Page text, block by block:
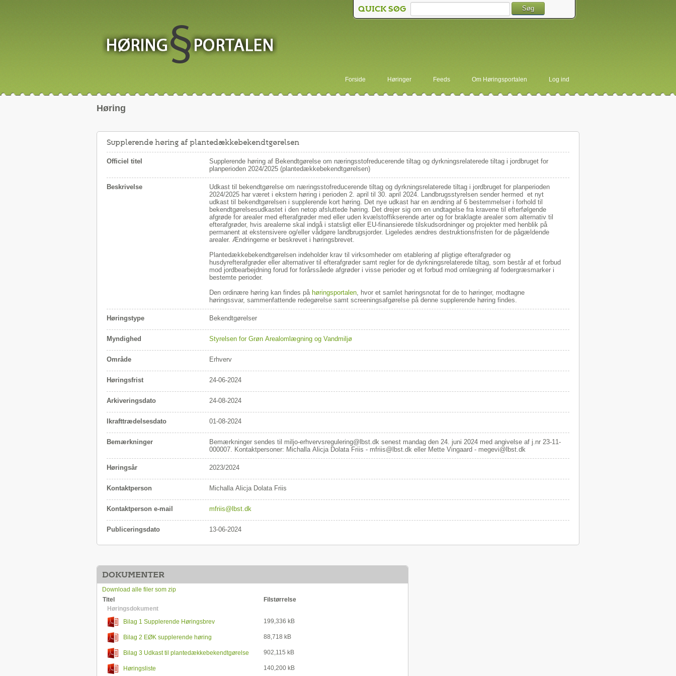
QUICK SØG Søg
Forside Høringer Feeds Om Høringsportalen Log ind
Høring
Supplerende høring af plantedækkebekendtgørelsen
Officiel titel
Supplerende høring af Bekendtgørelse om næringsstofreducerende tiltag og dyrkningsrelaterede tiltag i jordbruget for
planperioden 2024/2025 (plantedækkebekendtgørelsen)
Beskrivelse
Udkast til bekendtgørelse om næringsstofreducerende tiltag og dyrkningsrelaterede tiltag i jordbruget for planperioden
2024/2025 har været i ekstern høring i perioden 2. april til 30. april 2024. Landbrugsstyrelsen sender hermed et nyt
udkast til bekendtgørelsen i supplerende kort høring. Det nye udkast har en ændring af 6 bestemmelser i forhold til
bekendtgørelsesudkastet i den netop afsluttede høring. Det drejer sig om en undtagelse fra kravene til efterfølgende
afgrøde for arealer med efterafgrøder med eller uden kvælstoffikserende arter og for braklagte arealer som alternativ til
efterafgrøder, hvis arealerne skal indgå i statsligt eller EU-finansierede tilskudsordninger og projekter med henblik på
permanent at ekstensivere og/eller vådgøre landbrugsjorder. Ligeledes ændres destruktionsfristen for de pågældende
arealer. Ændringerne er beskrevet i høringsbrevet.
Plantedækkebekendtgørelsen indeholder krav til virksomheder om etablering af pligtige efterafgrøder og
husdyrefterafgrøder eller alternativer til efterafgrøder samt regler for de dyrkningsrelaterede tiltag, som består af et forbud
mod jordbearbejdning forud for forårssåede afgrøder i visse perioder og et forbud mod omlægning af fodergræsmarker i
bestemte perioder.
Den ordinære høring kan findes på høringsportalen, hvor et samlet høringsnotat for de to høringer, modtagne
høringssvar, sammenfattende redegørelse samt screeningsafgørelse på denne supplerende høring findes.
Høringstype Bekendtgørelser
Myndighed Styrelsen for Grøn Arealomlægning og Vandmiljø
Område Erhverv
Høringsfrist 24-06-2024
Arkiveringsdato 24-08-2024
Ikrafttrædelsesdato 01-08-2024
Bemærkninger
Bemærkninger sendes til miljo-erhvervsregulering@lbst.dk senest mandag den 24. juni 2024 med angivelse af j.nr 23-11-
000007. Kontaktpersoner: Michalla Alicja Dolata Friis - mfriis@lbst.dk eller Mette Vingaard - megevi@lbst.dk
Høringsår 2023/2024
Kontaktperson Michalla Alicja Dolata Friis
Kontaktperson e-mail mfriis@lbst.dk
Publiceringsdato 13-06-2024
DOKUMENTER
Download alle filer som zip
Titel
Filstørrelse
Høringsdokument
Bilag 1 Supplerende Høringsbrev
plantedækkebekendtgørelsen 2024-2025
199,336 kB
Bilag 2 EØK supplerende høring
plantedækkebekendtgørelsen 2024_2025
88,718 kB
Bilag 3 Udkast til plantedækkebekendtgørelse
2024-2025
902,115 kB
Høringsliste 140,200 kB